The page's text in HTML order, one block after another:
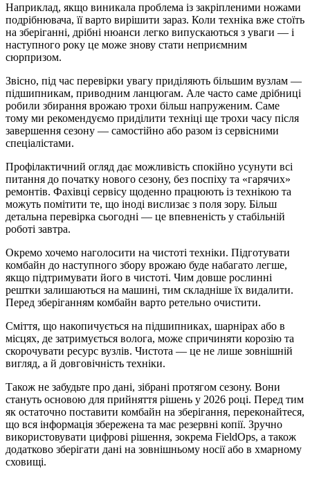
Наприклад, якщо виникала проблема із закріпленими ножами
подрібнювача, її варто вирішити зараз. Коли техніка вже стоїть
на зберіганні, дрібні нюанси легко випускаються з уваги — і
наступного року це може знову стати неприємним
сюрпризом.
Звісно, під час перевірки увагу приділяють більшим вузлам —
підшипникам, приводним ланцюгам. Але часто саме дрібниці
робили збирання врожаю трохи більш напруженим. Саме
тому ми рекомендуємо приділити техніці ще трохи часу після
завершення сезону — самостійно або разом із сервісними
спеціалістами.
Профілактичний огляд дає можливість спокійно усунути всі
питання до початку нового сезону, без поспіху та «гарячих»
ремонтів. Фахівці сервісу щоденно працюють із технікою та
можуть помітити те, що іноді вислизає з поля зору. Більш
детальна перевірка сьогодні — це впевненість у стабільній
роботі завтра.
Окремо хочемо наголосити на чистоті техніки. Підготувати
комбайн до наступного збору врожаю буде набагато легше,
якщо підтримувати його в чистоті. Чим довше рослинні
рештки залишаються на машині, тим складніше їх видалити.
Перед зберіганням комбайн варто ретельно очистити.
Сміття, що накопичується на підшипниках, шарнірах або в
місцях, де затримується волога, може спричиняти корозію та
скорочувати ресурс вузлів. Чистота — це не лише зовнішній
вигляд, а й довговічність техніки.
Також не забудьте про дані, зібрані протягом сезону. Вони
стануть основою для прийняття рішень у 2026 році. Перед тим
як остаточно поставити комбайн на зберігання, переконайтеся,
що вся інформація збережена та має резервні копії. Зручно
використовувати цифрові рішення, зокрема FieldOps, а також
додатково зберігати дані на зовнішньому носії або в хмарному
сховищі.